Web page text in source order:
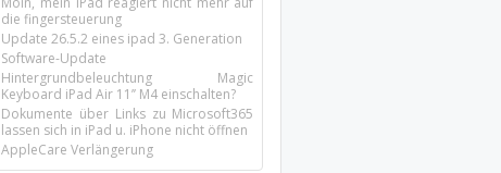
die fingersteuerung
Update 26.5.2 eines ipad 3. Generation
Software-Update
Hintergrundbeleuchtung Magic
Keyboard iPad Air 11’’ M4 einschalten?
Dokumente über Links zu Microsoft365
lassen sich in iPad u. iPhone nicht öffnen
AppleCare Verlängerung